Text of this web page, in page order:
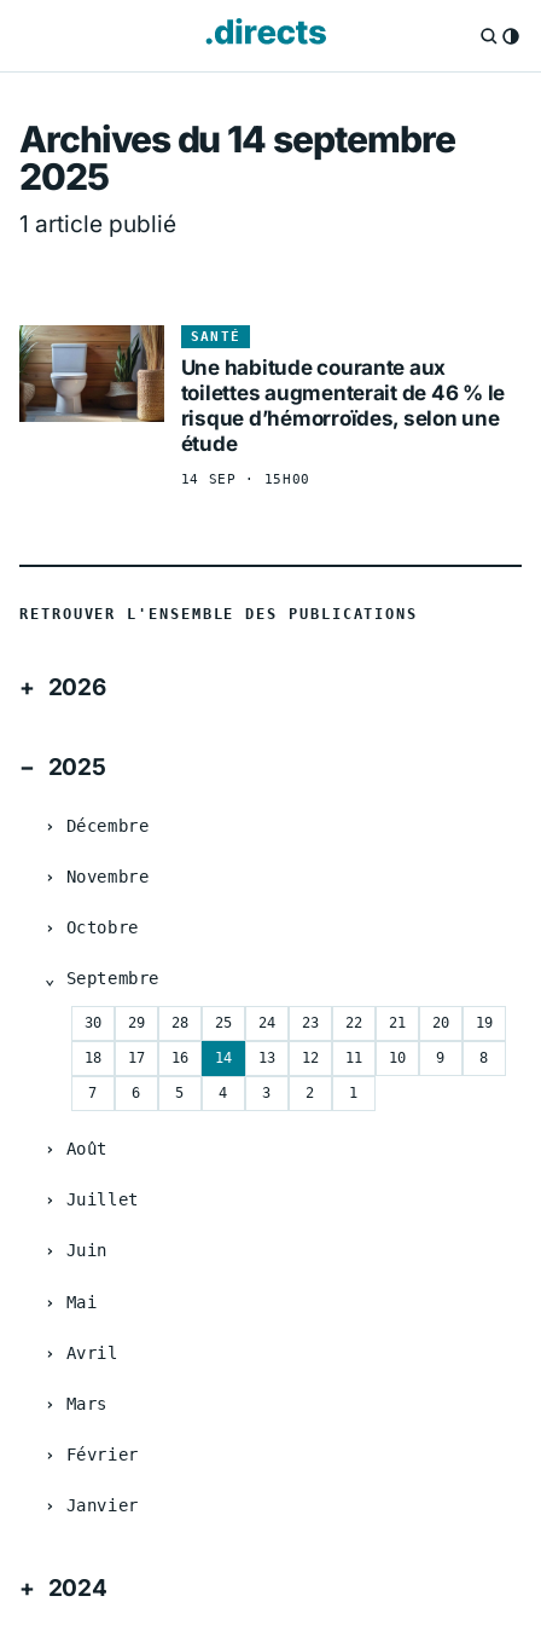
Directs.fr —
Archives du 14 septembre
2025
1 article publié
SANTÉ
Une habitude courante aux
toilettes augmenterait de 46 % le
risque d’hémorroïdes, selon une
étude
14 SEP · 15H00
RETROUVER L'ENSEMBLE DES PUBLICATIONS
2026
2025
Décembre
Novembre
Octobre
Septembre
30 29 28 25 24 23 22 21 20 19
18 17 16 14 13 12 11 10 9 8
7 6 5 4 3 2 1
Août
Juillet
Juin
Mai
Avril
Mars
Février
Janvier
2024